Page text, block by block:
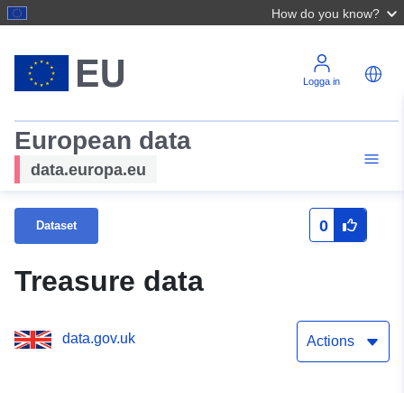
How do you know?
Logga in
European data
data.europa.eu
Dataset 0
Treasure data
data.gov.uk Actions